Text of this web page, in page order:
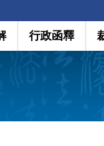
行政函釋